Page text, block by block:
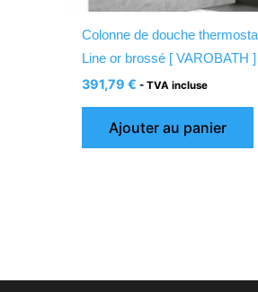
Colonne de douche
Line or brossé [ VAROBATH ]
391,79€ - TVA incluse
Ajouter au panier